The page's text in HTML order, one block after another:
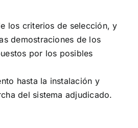
los criterios de selección, y
demostraciones de los
por los posibles
hasta la instalación y
del sistema adjudicado.